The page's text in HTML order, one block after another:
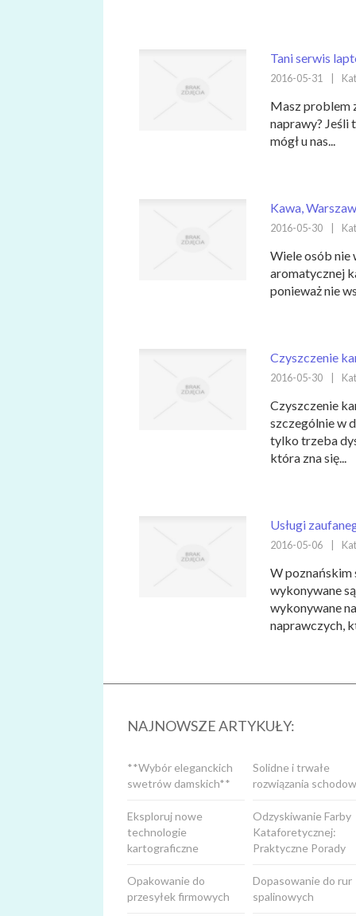
Tani serwis
2016-05-31
Masz problem
naprawy? Jeśli
mógł u nas...
Kawa,
2016-05-30
Wiele osób nie
aromatycznej
ponieważ nie
Czyszczenie
2016-05-30
Czyszczenie
szczególnie w
tylko trzeba
która zna się...
Usługi
2016-05-06
W poznańskim
wykonywane
wykonywane
naprawczych,
NAJNOWSZE ARTYKUŁY:
Solidne i trwałe
rozwiązania
**Wybór eleganckich
swetrów damskich**
Odzyskiwanie Farby
Kataforetycznej:
Praktyczne Porady
Eksploruj nowe
technologie
kartograficzne
Dopasowanie do rur
spalinowych
Opakowanie do
przesyłek firmowych